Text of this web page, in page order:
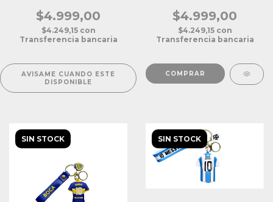
$4.999,00
$4.249,15 con
Transferencia bancaria
AVISAME CUANDO ESTE
DISPONIBLE
$4.999,00
$4.249,15 con
Transferencia bancaria
SIN STOCK SIN STOCK